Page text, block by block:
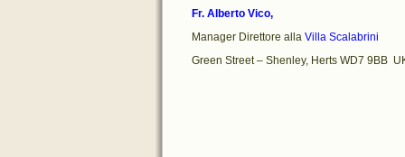
Fr. Alberto Vico,
Manager Direttore alla Villa Scalabrini
Green Street – Shenley, Herts WD7 9BB